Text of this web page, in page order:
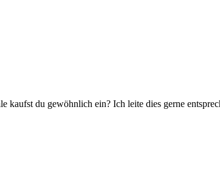
du gewöhnlich ein? Ich leite dies gerne